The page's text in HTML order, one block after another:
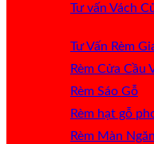
Tư vấn Vách
Tư Vấn Rèm
Rèm Cửa Cầu
Rèm Sáo Gỗ
Rèm hạt gỗ
Rèm Màn